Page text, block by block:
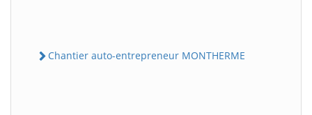
Chantier auto-entrepreneur MONTHERME